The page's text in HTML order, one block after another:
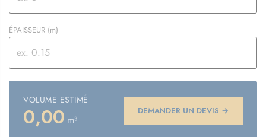
ÉPAISSEUR (m)
VOLUME ESTIMÉ
0,00 m³
DEMANDER UN DEVIS →